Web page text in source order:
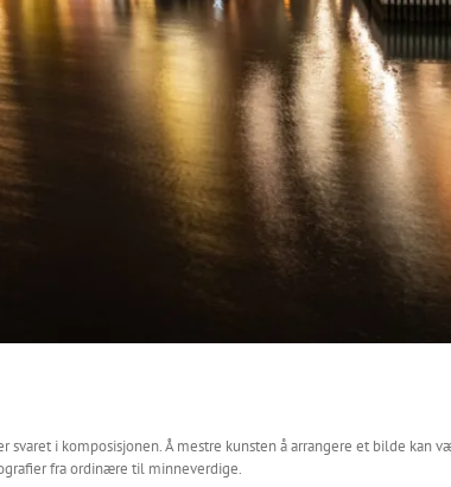
i komposisjonen. Å mestre kunsten å arrangere et bilde kan
fra ordinære til minneverdige.